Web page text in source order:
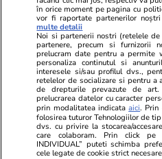
viață”
PARTENERI
în orice moment pe pagina cu
vor fi raportate partenerilor
multe detalii
Noi si partenerii nostri (retelele
partenere, precum si furnizorii
prelucram date pentru a permite
personaliza continutul si
interesele si/sau profilul dvs.,
retelelor de socializare si pentru a
de drepturile prevazute de
prelucrarea datelor cu caracter
prin modalitatea indicataaici. Prin
folosirea tuturor Tehnologiilor de
dvs. cu privire la stocarea/
care colaboram. Prin click pe
INDIVIDUAL” puteti schimba
cele legate de cookie strict